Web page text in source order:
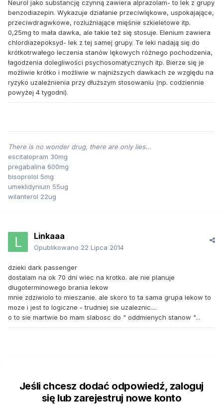
Neurol jako substancję czynną zawiera alprazolam- to lek z grupy
benzodiazepin. Wykazuje działanie przeciwlękowe, uspokajające,
przeciwdragwkowe, rozluźniające mięśnie szkieletowe itp.
0,25mg to mała dawka, ale takie też się stosuje. Elenium zawiera
chlordiazepoksyd- lek z tej samej grupy. Te leki nadają się do
krótkotrwałego leczenia stanów lękowych różnego pochodzenia,
łagodzenia dolegliwości psychosomatycznych itp. Bierze się je
możliwie krótko i możliwie w najniższych dawkach ze względu na
ryzyko uzależnienia przy dłuższym stosowaniu (np. codziennie
powyżej 4 tygodni).
There is no wonder drug, there are only lies...
escitalopram 30mg
pregabalina 600mg
bisoprolol 5mg
umeklidynium 55ug
wilanterol 22ug
Linkaaa
Opublikowano 22 Lipca 2014
dzieki dark passenger
dostalam na ok 70 dni wiec na krotko. ale nie planuje
dlugoterminowego brania lekow
mnie zdziwiolo to mieszanie. ale skoro to ta sama grupa lekow to
moze i jest to logiczne - trudniej sie uzaleznic....
o to sie martwie bo mam slabosc do " oddmienych stanow "...
Jeśli chcesz dodać odpowiedź, zaloguj
się lub zarejestruj nowe konto